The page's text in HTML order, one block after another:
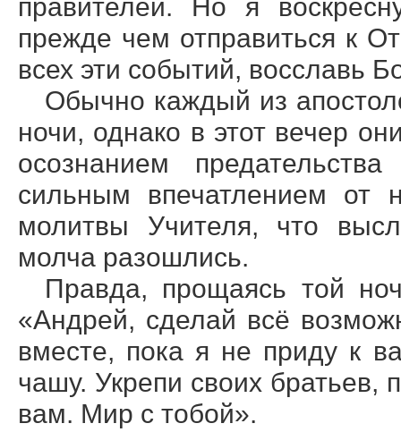
правителей. Но я
прежде чем отправиться к
всех эти событий, восславь
Обычно каждый из
ночи, однако в этот вечер
осознанием
сильным впечатлением от
молитвы Учителя, что
молча разошлись.
Правда, прощаясь той
«Андрей, сделай всё
вместе, пока я не приду к
чашу. Укрепи своих братьев,
вам. Мир с тобой».